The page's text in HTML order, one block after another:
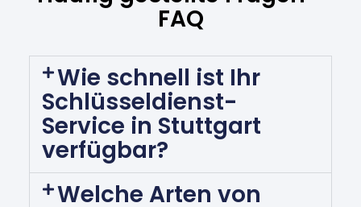
FAQ
Wie schnell ist Ihr
Schlüsseldienst-
Service in Stuttgart
verfügbar?
Welche Arten von